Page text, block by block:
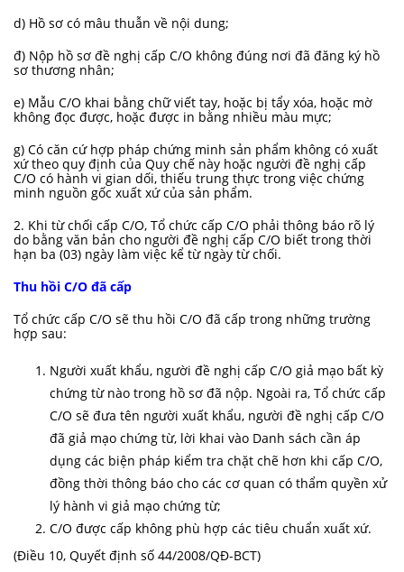
d) Hồ sơ có mâu thuẫn về nội dung;
đ) Nộp hồ sơ đề nghị cấp C/O không đúng nơi đã đăng ký hồ
sơ thương nhân;
e) Mẫu C/O khai bằng chữ viết tay, hoặc bị tẩy xóa, hoặc mờ
không đọc được, hoặc được in bằng nhiều màu mực;
g) Có căn cứ hợp pháp chứng minh sản phẩm không có xuất
xứ theo quy định của Quy chế này hoặc người đề nghị cấp
C/O có hành vi gian dối, thiếu trung thực trong việc chứng
minh nguồn gốc xuất xứ của sản phẩm.
2. Khi từ chối cấp C/O, Tổ chức cấp C/O phải thông báo rõ lý
do bằng văn bản cho người đề nghị cấp C/O biết trong thời
hạn ba (03) ngày làm việc kể từ ngày từ chối.
Thu hồi C/O đã cấp
Tổ chức cấp C/O sẽ thu hồi C/O đã cấp trong những trường
hợp sau:
Người xuất khẩu, người đề nghị cấp C/O giả mạo bất kỳ
chứng từ nào trong hồ sơ đã nộp. Ngoài ra, Tổ chức cấp
C/O sẽ đưa tên người xuất khẩu, người đề nghị cấp C/O
đã giả mạo chứng từ, lời khai vào Danh sách cần áp
dụng các biện pháp kiểm tra chặt chẽ hơn khi cấp C/O,
đồng thời thông báo cho các cơ quan có thẩm quyền xử
lý hành vi giả mạo chứng từ;
C/O được cấp không phù hợp các tiêu chuẩn xuất xứ.
(Điều 10, Quyết định số 44/2008/QĐ-BCT)